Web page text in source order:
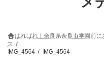
はればれ｜奈良県奈良市学園前
ス
IMG_4564
IMG_4564